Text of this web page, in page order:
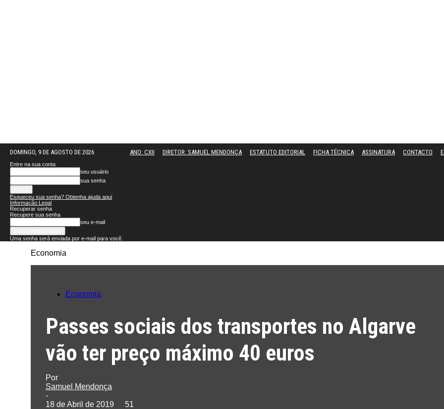
DOMINGO, 9 DE AGOSTO DE 2026 ANO: CXII DIRETOR: SAMUEL MENDONÇA ESTATUTO EDITORIAL FICHA TÉCNICA ASSINATURA CONTACTO
Entre na sua conta
seu usuário
sua senha
Esqueceu sua senha? Obtenha ajuda aqui
Informação Legal
Recuperar senha
Recupere sua senha
seu e-mail
Uma senha será enviada por e-mail para você.
Economia
Economia
Passes sociais dos transportes no Algarve
vão ter preço máximo 40 euros
Por
Samuel Mendonça
-
18 de Abril de 2019
51